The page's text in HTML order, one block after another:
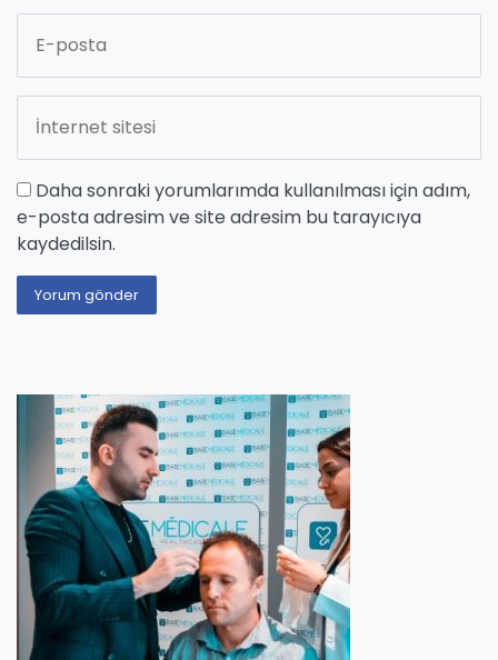
Daha sonraki yorumlarımda kullanılması için adım,
e-posta adresim ve site adresim bu tarayıcıya
kaydedilsin.